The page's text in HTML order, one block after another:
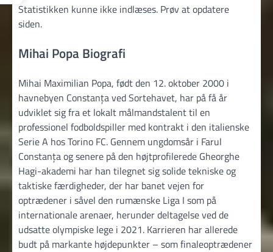
Statistikken kunne ikke indlæses. Prøv at opdatere
siden.
Mihai Popa Biografi
Mihai Maximilian Popa, født den 12. oktober 2000 i
havnebyen Constanța ved Sortehavet, har på få år
udviklet sig fra et lokalt målmandstalent til en
professionel fodboldspiller med kontrakt i den italienske
Serie A hos Torino FC. Gennem ungdomsår i Farul
Constanța og senere på den højtprofilerede Gheorghe
Hagi-akademi har han tilegnet sig solide tekniske og
taktiske færdigheder, der har banet vejen for
optrædener i såvel den rumænske Liga I som på
internationale arenaer, herunder deltagelse ved de
udsatte olympiske lege i 2021. Karrieren har allerede
budt på markante højdepunkter – som finaleoptrædener